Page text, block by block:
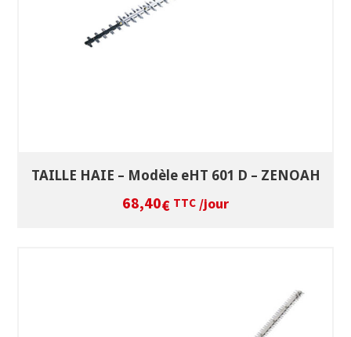
TAILLE HAIE – Modèle eHT 601 D – ZENOAH
68,40€ TTC /jour